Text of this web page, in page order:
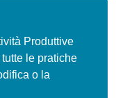
Produttive
le pratiche
o la